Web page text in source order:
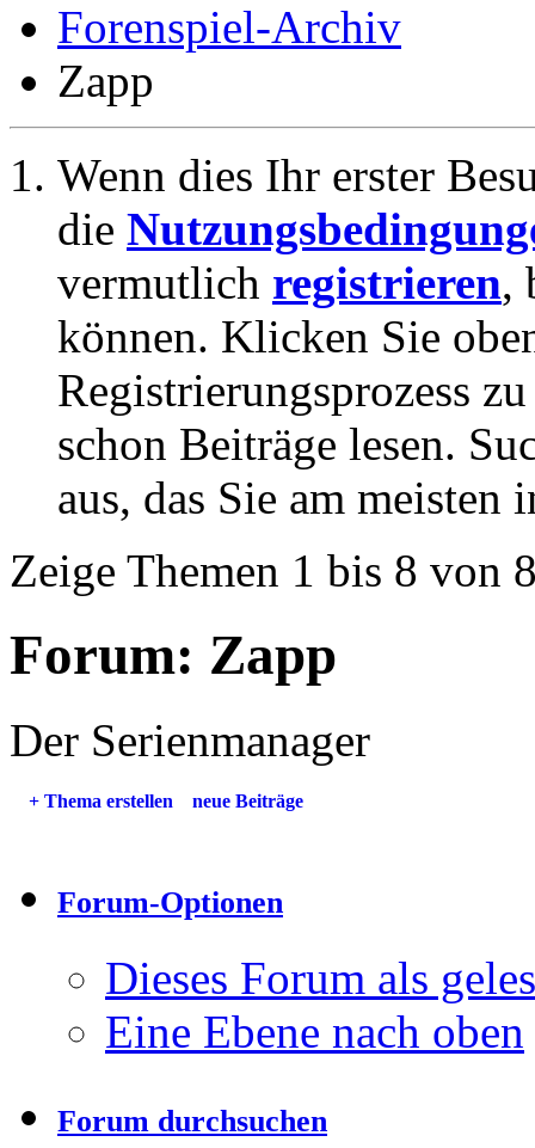
Forenspiel-Archiv
Zapp
Wenn dies Ihr erster
die
vermutlich registrieren,
können. Klicken Sie
Registrierungsprozess
schon Beiträge lesen.
aus, das Sie am meisten
Zeige Themen 1 bis 8 von
Forum: Zapp
Der Serienmanager
+ Thema erstellen neue Beiträge
Forum-Optionen
Dieses Forum als
Eine Ebene nach oben
Forum durchsuchen